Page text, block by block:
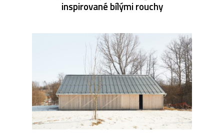
inspirované bílými rouchy